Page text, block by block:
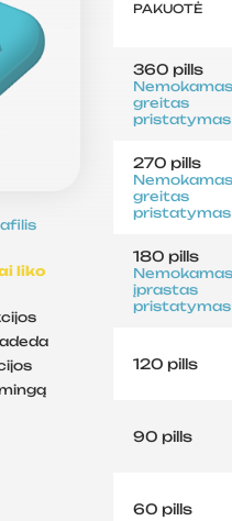
liko
PAKUOTĖ
360 pills
Nemokamas
greitas
pristatymas
270 pills
Nemokamas
greitas
pristatymas
180 pills
Nemokamas
įprastas
pristatymas
120 pills
90 pills
60 pills